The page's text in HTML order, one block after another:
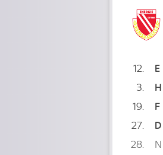
12 E
3
H
19
F
27
D
28
N